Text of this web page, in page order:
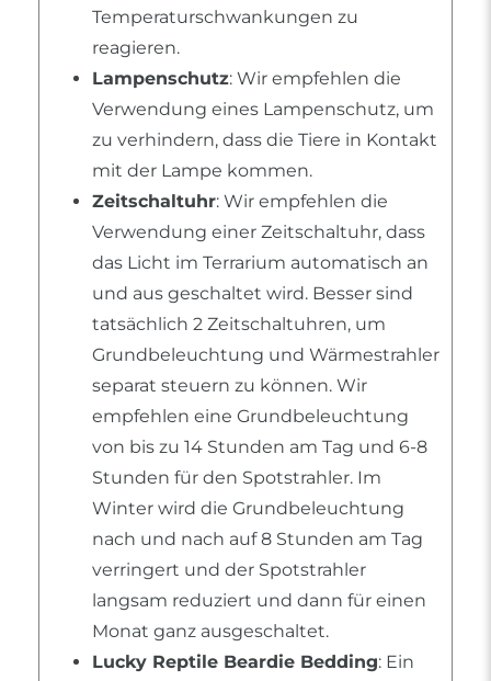
Temperaturschwankungen zu
reagieren.
Lampenschutz: Wir empfehlen die
Verwendung eines Lampenschutz, um
zu verhindern, dass die Tiere in Kontakt
mit der Lampe kommen.
Zeitschaltuhr: Wir empfehlen die
Verwendung einer Zeitschaltuhr, dass
das Licht im Terrarium automatisch an
und aus geschaltet wird. Besser sind
tatsächlich 2 Zeitschaltuhren, um
Grundbeleuchtung und Wärmestrahler
separat steuern zu können. Wir
empfehlen eine Grundbeleuchtung
von bis zu 14 Stunden am Tag und 6-8
Stunden für den Spotstrahler. Im
Winter wird die Grundbeleuchtung
nach und nach auf 8 Stunden am Tag
verringert und der Spotstrahler
langsam reduziert und dann für einen
Monat ganz ausgeschaltet.
Lucky Reptile Beardie Bedding: Ein